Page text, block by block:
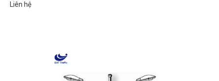
Liên hệ